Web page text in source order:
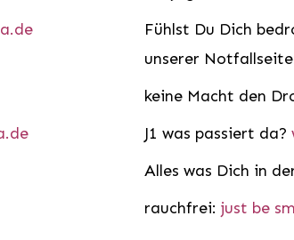
Fühlst Du Dich
unserer
keine Macht den
J1 was passiert da?
Alles was Dich in
rauchfrei: just be